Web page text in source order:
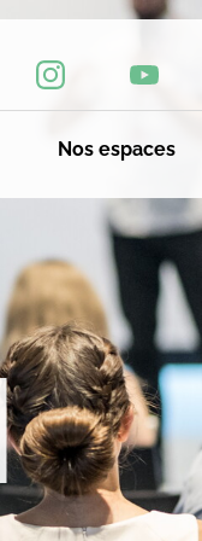
Nos espaces